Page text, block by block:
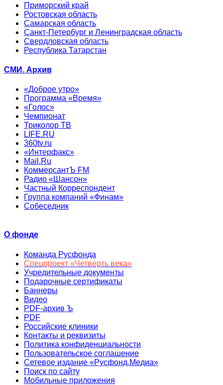
Приморский край
Ростовская область
Самарская область
Санкт-Петербург и Ленинградская область
Свердловская область
Республика Татарстан
СМИ. Архив
«Доброе утро»
Программа «Время»
«Голос»
Чемпионат
Триколор ТВ
LIFE.RU
360tv.ru
«Интерфакс»
Mail.Ru
КоммерсантЪ FM
Радио «Шансон»
Частный Корреспондент
Группа компаний «Финам»
Собеседник
О фонде
Команда Русфонда
Спецпроект «Четверть века»
Учредительные документы
Подарочные сертификаты
Баннеры
Видео
PDF-архив Ъ
PDF
Российские клиники
Контакты и реквизиты
Политика конфиденциальности
Пользовательское соглашение
Сетевое издание «Русфонд.Медиа»
Поиск по сайту
Мобильные приложения